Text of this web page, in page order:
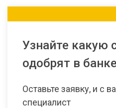
Узнайте какую
одобрят в банке
Оставьте заявку, и с
специалист